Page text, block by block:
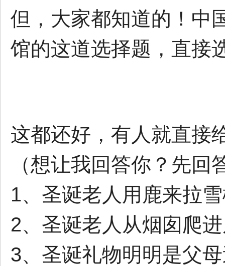
但，大家都知道的！中
馆的这道选择题，直接
这都还好，有人就直接
（想让我回答你？先回
1、圣诞老人用鹿来拉
2、圣诞老人从烟囱爬
3、圣诞礼物明明是父